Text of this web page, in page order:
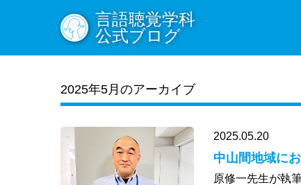
言語聴覚学科
公式ブログ
2025年5月のアーカイブ
2025.05.20
中山間地域に
原修一先生が執